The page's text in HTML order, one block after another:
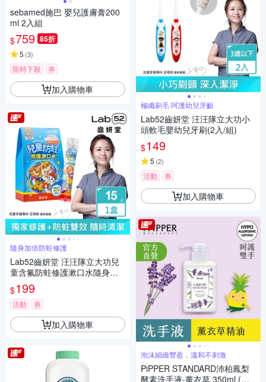
sebamed施巴 嬰兒護膚膏200
ml 2入組
$759 85折
5 (3)
限時下殺 券
加入購物車
隨身加倍防蛀修護
Lab52齒妍堂 汪汪隊立大功兒
童含氟防蛀修護漱口水隨身包
(15包/盒)
$199
活動 券
加入購物車
極纖刷毛 呵護幼兒牙齦
Lab52齒妍堂 汪汪隊立大功小
頭軟毛嬰幼兒牙刷(2入/組)
$149
5 (2)
活動 券
加入購物車
泡沫細緻豐盈，溫和不刺激
PiPPER STANDARD沛柏鳳梨
酵素洗手液-薰衣草 350ml (洗